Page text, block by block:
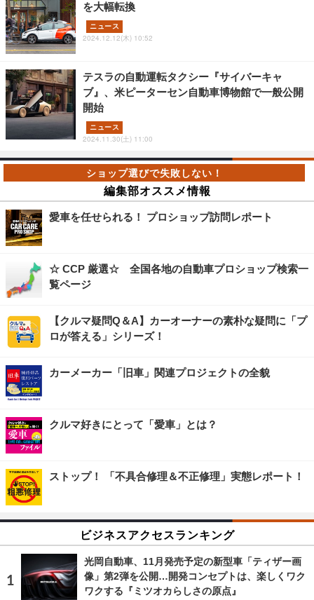
を大幅転換
ニュース
2024.12.12(木) 10:52
テスラの自動運転タクシー『サイバーキャ
ブ』、米ピーターセン自動車博物館で一般公開
開始
ニュース
2024.11.30(土) 11:00
編集部オススメ情報
愛車を任せられる！ プロショップ訪問レポート
☆ CCP 厳選☆ 全国各地の自動車プロショップ検索一
覧ページ
【クルマ疑問Q＆A】カーオーナーの素朴な疑問に「プ
ロが答える」シリーズ！
カーメーカー「旧車」関連プロジェクトの全貌
クルマ好きにとって「愛車」とは？
ストップ！ 「不具合修理＆不正修理」実態レポート！
ビジネスアクセスランキング
光岡自動車、11月発売予定の新型車「ティザー画
像」第2弾を公開…開発コンセプトは、楽しくワク
ワクする『ミツオカらしさの原点』